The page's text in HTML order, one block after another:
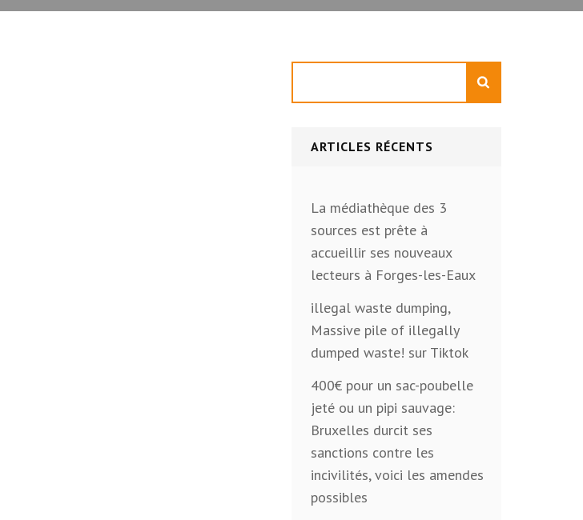
ARTICLES RÉCENTS
La médiathèque des 3
sources est prête à
accueillir ses nouveaux
lecteurs à Forges-les-Eaux
illegal waste dumping,
Massive pile of illegally
dumped waste! sur Tiktok
400€ pour un sac-poubelle
jeté ou un pipi sauvage:
Bruxelles durcit ses
sanctions contre les
incivilités, voici les amendes
possibles